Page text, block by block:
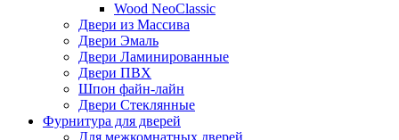
Wood NeoClassic
Двери из Массива
Двери Эмаль
Двери Ламинированные
Двери ПВХ
Шпон файн-лайн
Двери Стеклянные
Фурнитура для дверей